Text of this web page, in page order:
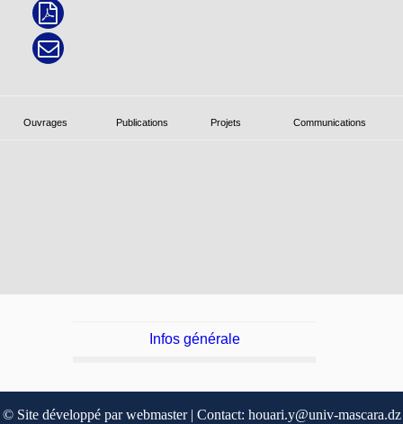
Ouvrages Publications Projets Communications
Infos générale
© Site développé par webmaster | Contact: houari.y@univ-mascara.dz